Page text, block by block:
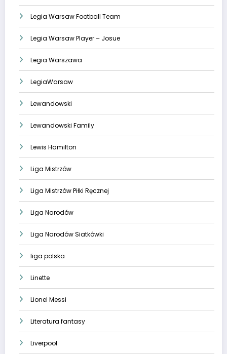
Legia Warsaw Football Team
Legia Warsaw Player – Josue
Legia Warszawa
LegiaWarsaw
Lewandowski
Lewandowski Family
Lewis Hamilton
Liga Mistrzów
Liga Mistrzów Piłki Ręcznej
Liga Narodów
Liga Narodów Siatkówki
liga polska
Linette
Lionel Messi
Literatura fantasy
Liverpool